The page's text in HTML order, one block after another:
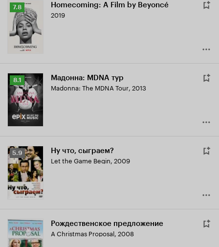
Рейтинг
Кинопоиска
7.8
7.8 Homecoming: A Film by Beyoncé
2019
Рейтинг
Кинопоиска
8.1
8.1 Мадонна: MDNA тур
Madonna: The MDNA Tour, 2013
Рейтинг
Кинопоиска
5.9
5.9 Ну что, сыграем?
Let the Game Begin, 2009
Рождественское предложение
A Christmas Proposal, 2008